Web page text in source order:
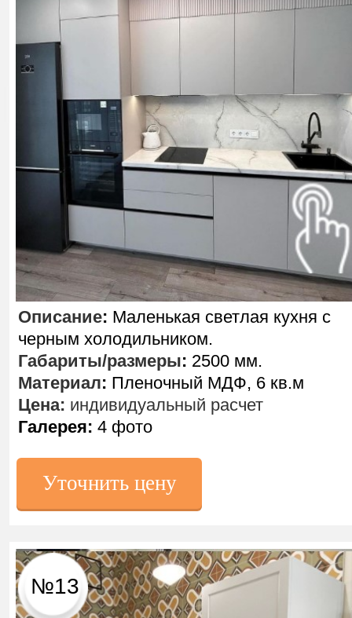
Уточнить цену
Описание: Маленькая светлая кухня с
черным холодильником.
Габариты/размеры: 2500 мм.
Материал: Пленочный МДФ, 6 кв.м
Цена: индивидуальный расчет
Галерея: 4 фото
№13